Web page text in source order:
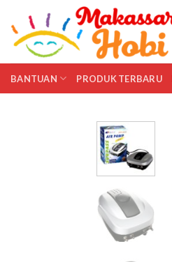
content
BANTUAN PRODUK TERBARU